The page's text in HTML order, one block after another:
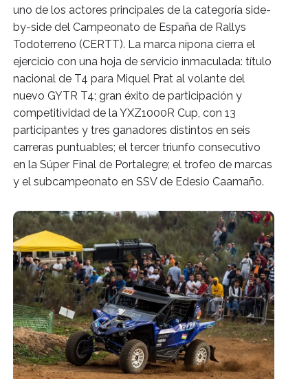
uno de los actores principales de la categoría side-
by-side del Campeonato de España de Rallys
Todoterreno (CERTT). La marca nipona cierra el
ejercicio con una hoja de servicio inmaculada: título
nacional de T4 para Miquel Prat al volante del
nuevo GYTR T4; gran éxito de participación y
competitividad de la YXZ1000R Cup, con 13
participantes y tres ganadores distintos en seis
carreras puntuables; el tercer triunfo consecutivo
en la Súper Final de Portalegre; el trofeo de marcas
y el subcampeonato en SSV de Edesio Caamaño.